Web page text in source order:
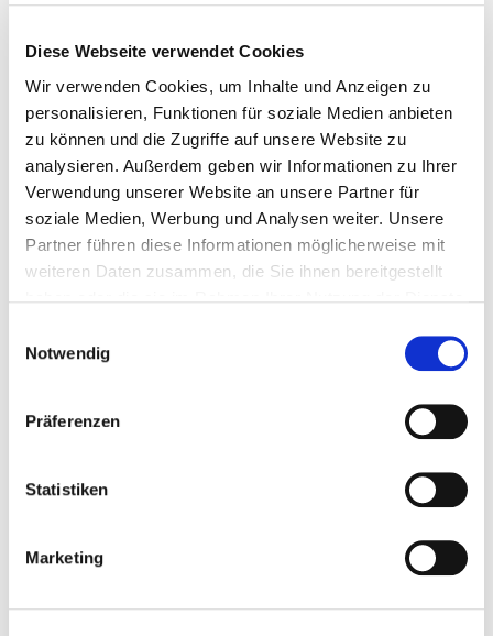
Diese Webseite verwendet Cookies
Wir verwenden Cookies, um Inhalte und Anzeigen zu
personalisieren, Funktionen für soziale Medien anbieten
zu können und die Zugriffe auf unsere Website zu
analysieren. Außerdem geben wir Informationen zu Ihrer
Verwendung unserer Website an unsere Partner für
soziale Medien, Werbung und Analysen weiter. Unsere
Partner führen diese Informationen möglicherweise mit
weiteren Daten zusammen, die Sie ihnen bereitgestellt
Notwendig
Präferenzen
Statistiken
Marketing
25. März 2026
Crescent City – Wenn die Schatten sich erheben
Weiterlesen